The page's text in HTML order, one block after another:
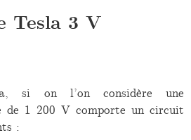
Tesla 3 V
si on l’on considère une
de 1 200 V comporte un circuit
: